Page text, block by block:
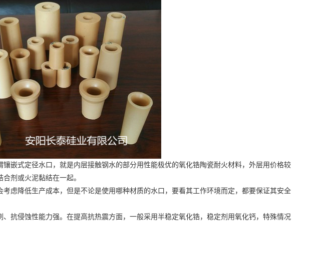
式定径水口，就是内层接触钢水的部分用性能极优的氧化锆陶瓷耐火材料，外层用价格较
剂或火泥黏结在一起。
降低生产成本，但是不论是使用哪种材质的水口，要看其工作环境而定，都要保证其安全
侵蚀性能力强。在提高抗热震方面，一般采用半稳定氧化锆，稳定剂用氧化钙，特殊情况